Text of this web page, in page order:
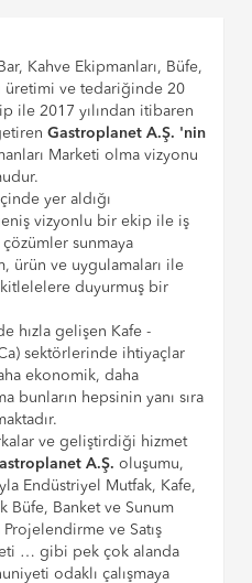
Kahve Ekipmanları, Büfe,
üretimi ve tedariğinde 20
ile 2017 yılından itibaren
Gastroplanet A.Ş. 'nin
Marketi olma vizyonu
yer aldığı
vizyonlu bir ekip ile iş
sunmaya
ürün ve uygulamaları ile
kitlelelere duyurmuş bir
hızla gelişen Kafe -
sektörlerinde ihtiyaçlar
ekonomik, daha
bunların hepsinin yanı sıra
ve geliştirdiği hizmet
A.Ş. oluşumu,
Endüstriyel Mutfak, Kafe,
Büfe, Banket ve Sunum
ve Satış
… gibi pek çok alanda
odaklı çalışmaya